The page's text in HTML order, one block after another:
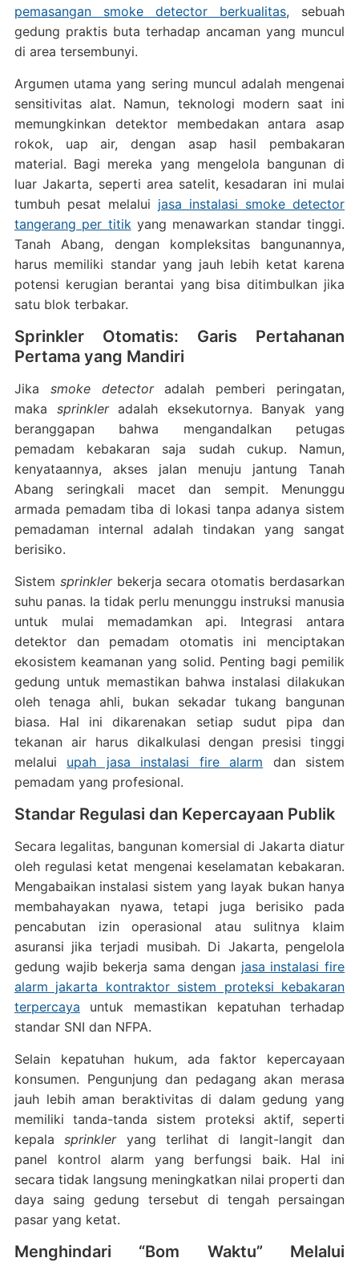
pemasangan smoke detector berkualitas, sebuah
gedung praktis buta terhadap ancaman yang muncul
di area tersembunyi.
Argumen utama yang sering muncul adalah mengenai
sensitivitas alat. Namun, teknologi modern saat ini
memungkinkan detektor membedakan antara asap
rokok, uap air, dengan asap hasil pembakaran
material. Bagi mereka yang mengelola bangunan di
luar Jakarta, seperti area satelit, kesadaran ini mulai
tumbuh pesat melalui jasa instalasi smoke detector
tangerang per titikyang menawarkan standar tinggi.
Tanah Abang, dengan kompleksitas bangunannya,
harus memiliki standar yang jauh lebih ketat karena
potensi kerugian berantai yang bisa ditimbulkan jika
satu blok terbakar.
Sprinkler Otomatis: Garis Pertahanan
Pertama yang Mandiri
Jika smoke detectoradalah pemberi peringatan,
maka sprinkleradalah eksekutornya. Banyak yang
beranggapan bahwa mengandalkan petugas
pemadam kebakaran saja sudah cukup. Namun,
kenyataannya, akses jalan menuju jantung Tanah
Abang seringkali macet dan sempit. Menunggu
armada pemadam tiba di lokasi tanpa adanya sistem
pemadaman internal adalah tindakan yang sangat
berisiko.
Sistem sprinklerbekerja secara otomatis berdasarkan
suhu panas. Ia tidak perlu menunggu instruksi manusia
untuk mulai memadamkan api. Integrasi antara
detektor dan pemadam otomatis ini menciptakan
ekosistem keamanan yang solid. Penting bagi pemilik
gedung untuk memastikan bahwa instalasi dilakukan
oleh tenaga ahli, bukan sekadar tukang bangunan
biasa. Hal ini dikarenakan setiap sudut pipa dan
tekanan air harus dikalkulasi dengan presisi tinggi
melalui upah jasa instalasi fire alarm dan sistem
pemadam yang profesional.
Standar Regulasi dan Kepercayaan Publik
Secara legalitas, bangunan komersial di Jakarta diatur
oleh regulasi ketat mengenai keselamatan kebakaran.
Mengabaikan instalasi sistem yang layak bukan hanya
membahayakan nyawa, tetapi juga berisiko pada
pencabutan izin operasional atau sulitnya klaim
asuransi jika terjadi musibah. Di Jakarta, pengelola
gedung wajib bekerja sama dengan jasa instalasi fire
alarm jakarta kontraktor sistem proteksi kebakaran
terpercaya untuk memastikan kepatuhan terhadap
standar SNI dan NFPA.
Selain kepatuhan hukum, ada faktor kepercayaan
konsumen. Pengunjung dan pedagang akan merasa
jauh lebih aman beraktivitas di dalam gedung yang
memiliki tanda-tanda sistem proteksi aktif, seperti
kepalasprinkleryang terlihat di langit-langit dan
panel kontrol alarm yang berfungsi baik. Hal ini
secara tidak langsung meningkatkan nilai properti dan
daya saing gedung tersebut di tengah persaingan
pasar yang ketat.
Menghindari “Bom Waktu” Melalui